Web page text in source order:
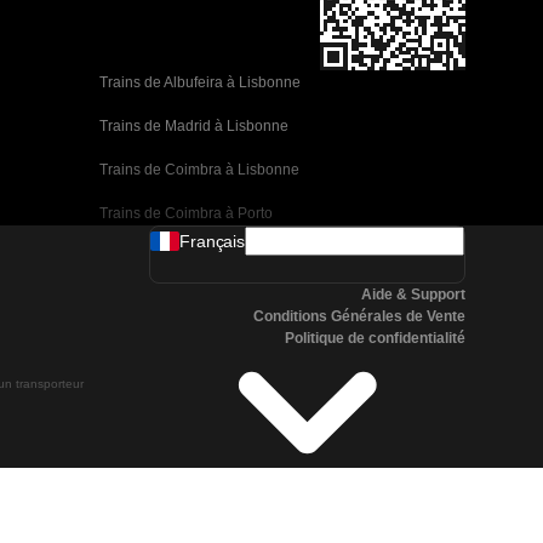
Trains de Albufeira à Lisbonne
Trains de Madrid à Lisbonne
Trains de Coimbra à Lisbonne
Trains de Coimbra à Porto
Trains de Valence à Barcelone
Trains de Malaga à Barcelone
Trains de Malaga à Madrid
Trains de Cordoue à Madrid
transporteur
Français
Aide & Support
Conditions Générales de Vente
Politique de confidentialité